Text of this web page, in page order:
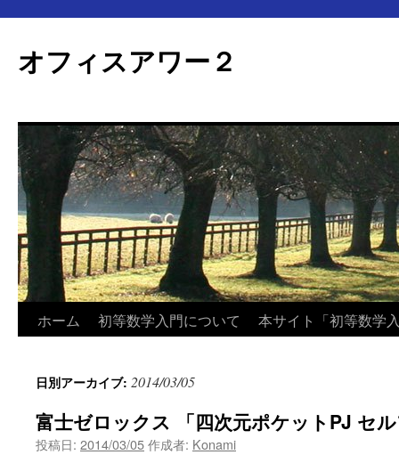
オフィスアワー２
テ
ン
ツ
ホーム 初等数学入門について 本サイト「初等数学
日別アーカイブ: 2014/03/05
富士ゼロックス 「四次元ポケットPJ セ
投稿日: 2014/03/05作成者: Konami